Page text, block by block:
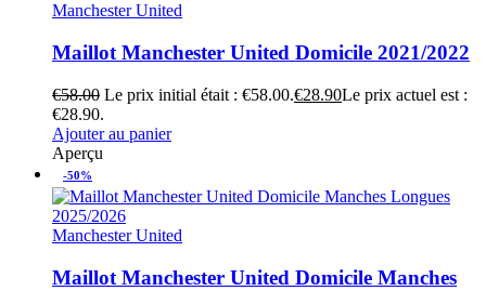
Manchester United
Maillot Manchester United Domicile 2021/2022
€58.00 Le prix initial était : €58.00.€28.90Le prix actuel est :
€28.90.
Ajouter au panier
Aperçu
-50%
Manchester United
Maillot Manchester United Domicile Manches